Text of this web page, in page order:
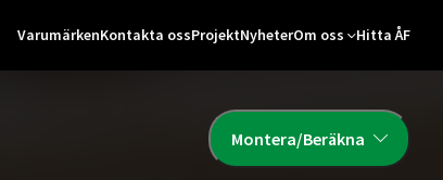
VarumärkenKontakta ossProjektNyheterOm oss Hitta ÅF
Montera/Beräkna